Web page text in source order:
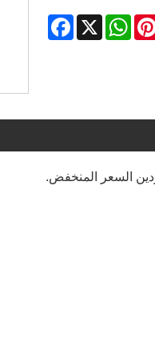
Facebook X
WhatsApp
السعر المنخفض.